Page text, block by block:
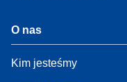
O nas
Kim jesteśmy